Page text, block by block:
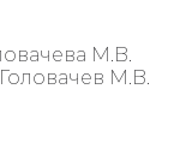
М.В.
Головачев М.В.